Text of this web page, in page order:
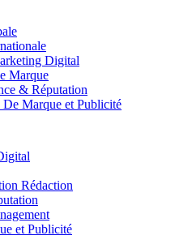
Digital
Marque
& Réputation
Marque et Publicité
Rédaction
et Publicité